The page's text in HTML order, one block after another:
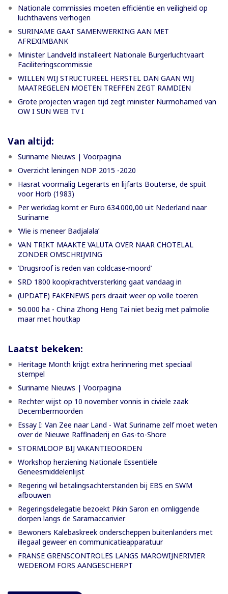
Nationale commissies moeten efficiëntie en veiligheid op
luchthavens verhogen
SURINAME GAAT SAMENWERKING AAN MET
AFREXIMBANK
Minister Landveld installeert Nationale Burgerluchtvaart
Faciliteringscommissie
WILLEN WIJ STRUCTUREEL HERSTEL DAN GAAN WIJ
MAATREGELEN MOETEN TREFFEN ZEGT RAMDIEN
Grote projecten vragen tijd zegt minister Nurmohamed van
OW I SUN WEB TV I
Van altijd:
Suriname Nieuws | Voorpagina
Overzicht leningen NDP 2015 -2020
Hasrat voormalig Legerarts en lijfarts Bouterse, de spuit
voor Horb (1983)
Per werkdag komt er Euro 634.000,00 uit Nederland naar
Suriname
‘Wie is meneer Badjalala’
VAN TRIKT MAAKTE VALUTA OVER NAAR CHOTELAL
ZONDER OMSCHRIJVING
’Drugsroof is reden van coldcase-moord’
SRD 1800 koopkrachtversterking gaat vandaag in
(UPDATE) FAKENEWS pers draait weer op volle toeren
50.000 ha - China Zhong Heng Tai niet bezig met palmolie
maar met houtkap
Laatst bekeken:
Heritage Month krijgt extra herinnering met speciaal
stempel
Suriname Nieuws | Voorpagina
Rechter wijst op 10 november vonnis in civiele zaak
Decembermoorden
Essay I: Van Zee naar Land - Wat Suriname zelf moet weten
over de Nieuwe Raffinaderij en Gas-to-Shore
STORMLOOP BIJ VAKANTIEOORDEN
Workshop herziening Nationale Essentiële
Geneesmiddelenlijst
Regering wil betalingsachterstanden bij EBS en SWM
afbouwen
Regeringsdelegatie bezoekt Pikin Saron en omliggende
dorpen langs de Saramaccarivier
Bewoners Kalebaskreek onderscheppen buitenlanders met
illegaal geweer en communicatieapparatuur
FRANSE GRENSCONTROLES LANGS MAROWIJNERIVIER
WEDEROM FORS AANGESCHERPT